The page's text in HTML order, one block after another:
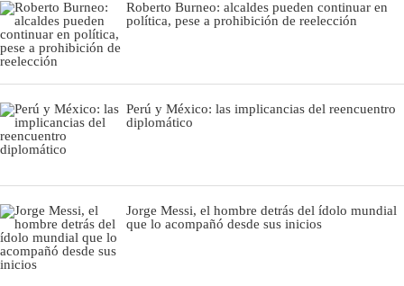
Roberto Burneo: alcaldes pueden continuar en
política, pese a prohibición de reelección
Perú y México: las implicancias del reencuentro
diplomático
Jorge Messi, el hombre detrás del ídolo mundial
que lo acompañó desde sus inicios